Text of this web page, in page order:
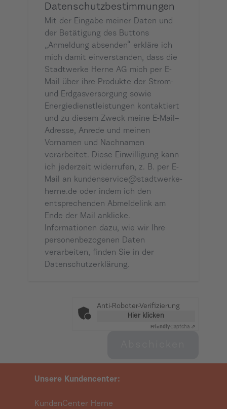
Datenschutzbestimmungen
Mit der Eingabe meiner Daten und
der Betätigung des Buttons
„Anmeldung absenden“ erkläre ich
mich damit einverstanden, dass die
Stadtwerke Herne AG mich per E-
Mail über ihre Produkte der Strom-
und Erdgasversorgung sowie
Energiedienstleistungen kontaktiert
und zu diesem Zweck meine E-Mail–
Adresse, Anrede und meinen
Vornamen und Nachnamen
verarbeitet. Diese Einwilligung kann
ich jederzeit widerrufen, z. B. per E-
Mail an kundenservice@stadtwerke-
herne.de oder indem ich den
entsprechenden Abmeldelink am
Ende der Mail anklicke.
Informationen dazu, wie wir Ihre
personenbezogenen Daten
verarbeiten, finden Sie in der
Datenschutzerklärung.
Anti-Roboter-Verifizierung
Hier klicken
Friendly Captcha ⇗
Unsere Kundencenter:
KundenCenter Herne